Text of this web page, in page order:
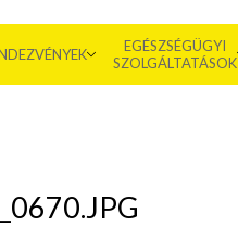
EGÉSZSÉGÜGYI
SZOLGÁLTATÁSOK